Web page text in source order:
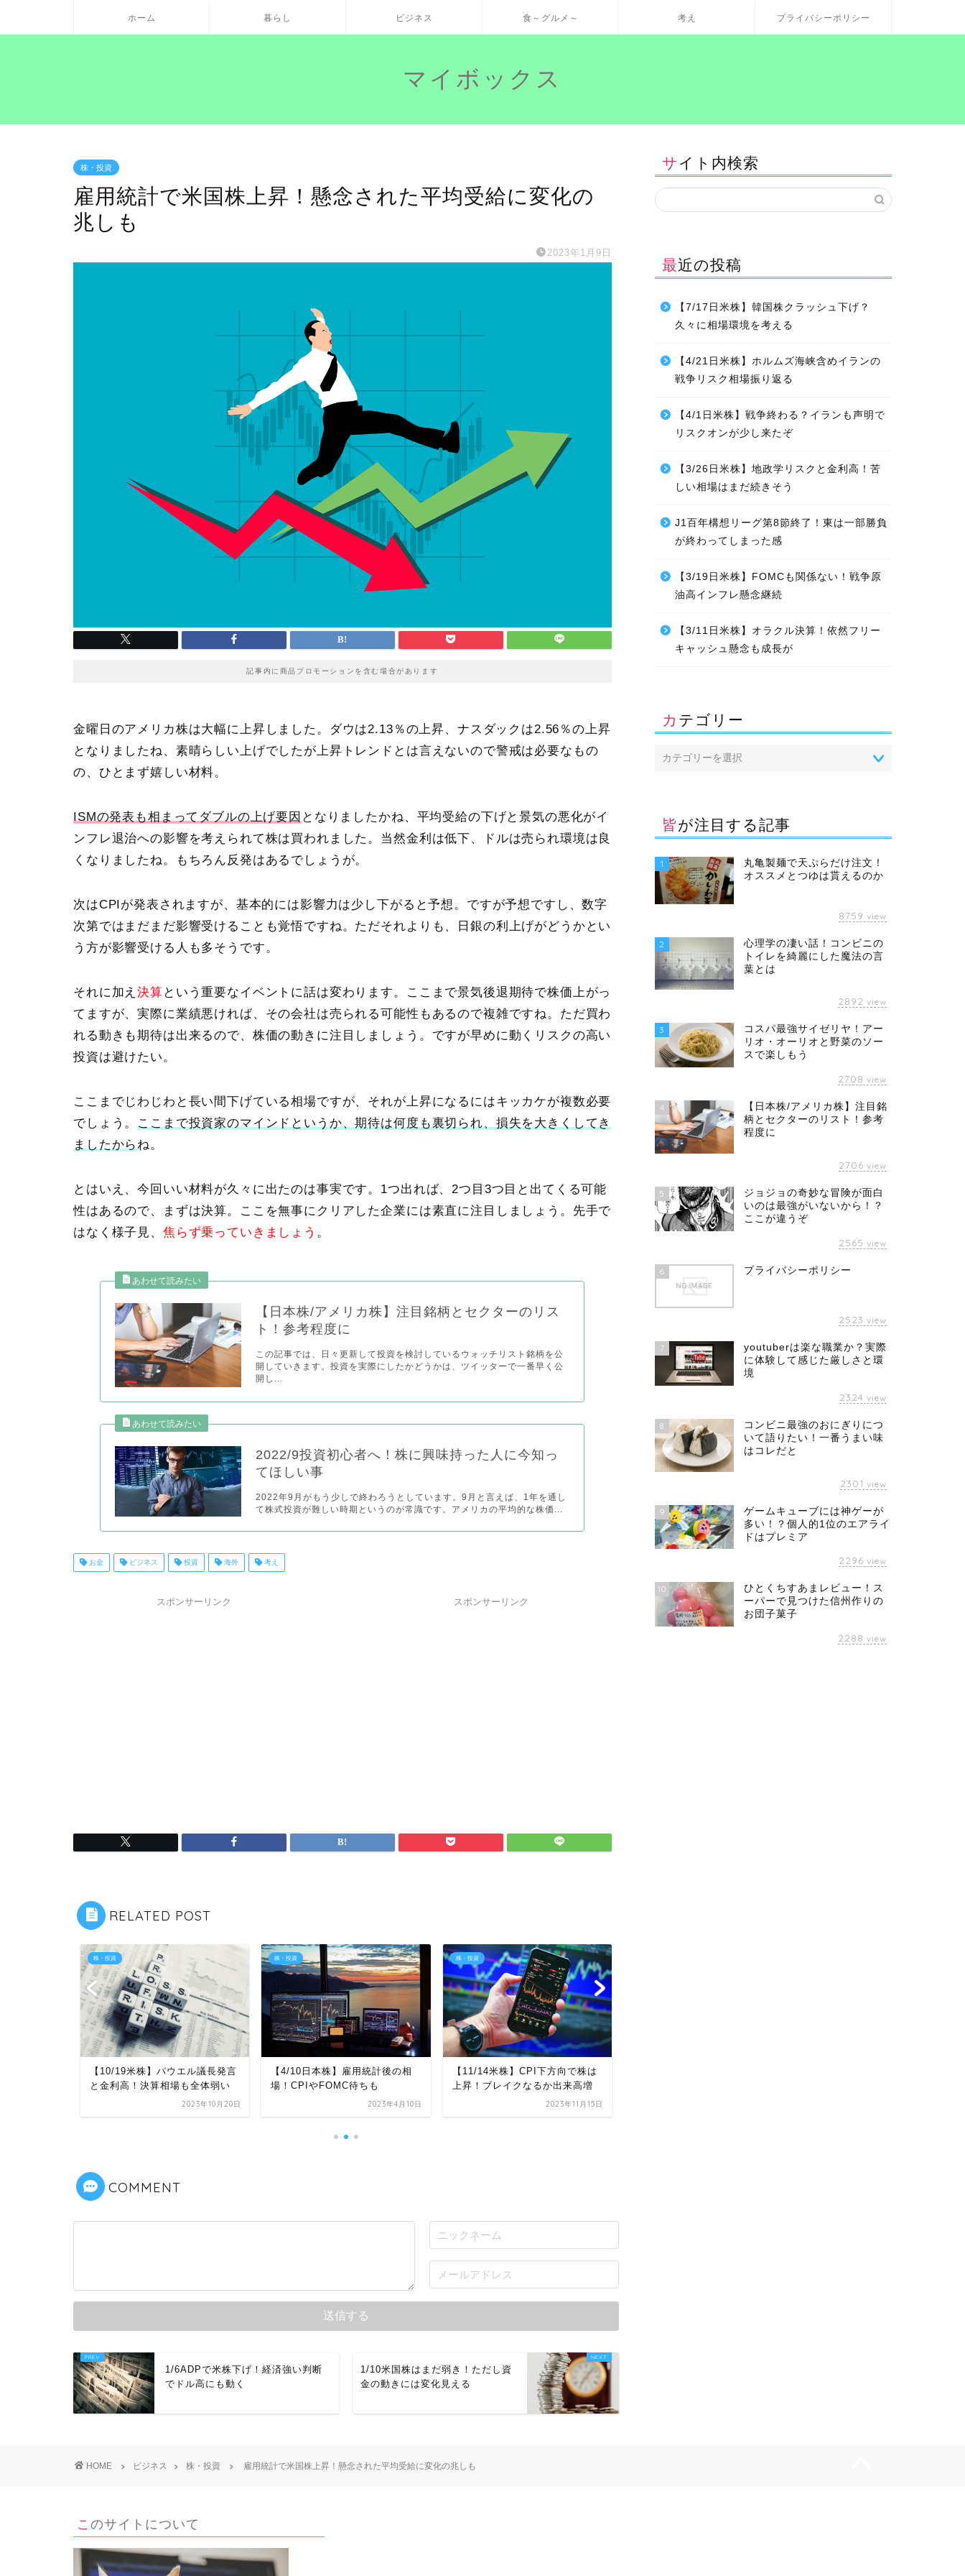
ホーム 暮らし ビジネス 食～グルメ～ 考え プライバシーポリシー
マイボックス
株・投資
雇用統計で米国株上昇！懸念された平均受給に変化の
兆しも
2023年1月9日
記事内に商品プロモーションを含む場合があります
金曜日のアメリカ株は大幅に上昇しました。
ダウは2.13％の上昇、ナスダックは2.56％の上昇
となりましたね、素晴らしい上げでしたが上昇トレンドとは言えないので警戒は必要なもの
の、ひとまず嬉しい材料。
ISMの発表も相まってダブルの上げ要因 となりましたかね、平均受給の下げと景気の悪化がイ
ンフレ退治への影響を考えられて株は買われました。当然金利は低下、ドルは売られ環境は良
くなりましたね。もちろん反発はあるでしょうが。
次はCPIが発表されますが、基本的には影響力は少し下がると予想。ですが予想ですし、数字
次第ではまだまだ影響受けることも覚悟ですね。ただそれよりも、日銀の利上げがどうかとい
う方が影響受ける人も多そうです。
それに加え決算 という重要なイベントに話は変わります。ここまで景気後退期待で株価上がっ
てますが、実際に業績悪ければ、その会社は売られる可能性もあるので複雑ですね。ただ買わ
れる動きも期待は出来るので、株価の動きに注目しましょう。ですが早めに動くリスクの高い
投資は避けたい。
ここまでじわじわと長い間下げている相場ですが、それが上昇になるにはキッカケが複数必要
でしょう。 ここまで投資家のマインドというか、期待は何度も裏切られ、損失を大きくしてき
ましたから ね。
とはいえ、今回いい材料が久々に出たのは事実です。1つ出れば、2つ目3つ目と出てくる可能
性はあるので、まずは決算。ここを無事にクリアした企業には素直に注目しましょう。先手で
はなく様子見、 焦らず乗っていきましょう 。
【日本株/アメリカ株】注目銘柄とセクターのリス
ト！参考程度に
この記事では、日々更新して投資を検討しているウォッチリスト銘柄を公
開していきます。投資を実際にしたかどうかは、ツイッターで一番早く公
開し...
2022/9投資初心者へ！株に興味持った人に今知っ
てほしい事
2022年9月がもう少しで終わろうとしています。9月と言えば、1年を通し
て株式投資が難しい時期というのが常識です。アメリカの平均的な株価...
お金 ビジネス 投資 海外 考え
スポンサーリンク スポンサーリンク
RELATED POST
株・投資
【10/19米株】パウエル議長発言
と金利高！決算相場も全体弱い
2023年10月20日
株・投資
【4/10日本株】雇用統計後の相
場！CPIやFOMC待ちも
2023年4月10日
株・投資
【11/14米株】CPI下方向で株は
上昇！ブレイクなるか出来高増
2023年11月15日
COMMENT
1/6ADPで米株下げ！経済強い判断
でドル高にも動く
1/10米国株はまだ弱き！ただし資
金の動きには変化見える
サイト内検索
最近の投稿
【7/17日米株】韓国株クラッシュ下げ？
久々に相場環境を考える
【4/21日米株】ホルムズ海峡含めイランの
戦争リスク相場振り返る
【4/1日米株】戦争終わる？イランも声明で
リスクオンが少し来たぞ
【3/26日米株】地政学リスクと金利高！苦
しい相場はまだ続きそう
J1百年構想リーグ第8節終了！東は一部勝負
が終わってしまった感
【3/19日米株】FOMCも関係ない！戦争原
油高インフレ懸念継続
【3/11日米株】オラクル決算！依然フリー
キャッシュ懸念も成長が
カテゴリー
皆が注目する記事
1
丸亀製麺で天ぷらだけ注文！
オススメとつゆは貰えるのか
8759 view
2
心理学の凄い話！コンビニの
トイレを綺麗にした魔法の言
葉とは
2892 view
3
コスパ最強サイゼリヤ！アー
リオ・オーリオと野菜のソー
スで楽しもう
2708 view
4
【日本株/アメリカ株】注目銘
柄とセクターのリスト！参考
程度に
2706 view
5
ジョジョの奇妙な冒険が面白
いのは最強がいないから！？
ここが違うぞ
2565 view
6 プライバシーポリシー
2523 view
7
youtuberは楽な職業か？実際
に体験して感じた厳しさと環
境
2324 view
8
コンビニ最強のおにぎりにつ
いて語りたい！一番うまい味
はコレだと
2301 view
9
ゲームキューブには神ゲーが
多い！？個人的1位のエアライ
ドはプレミア
2296 view
10
ひとくちすあまレビュー！ス
ーパーで見つけた信州作りの
お団子菓子
2288 view
HOME ビジネス 株・投資 雇用統計で米国株上昇！懸念された平均受給に変化の兆しも
このサイトについて